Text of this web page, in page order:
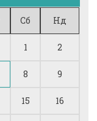
Сб Нд
1 2
8 9
15 16